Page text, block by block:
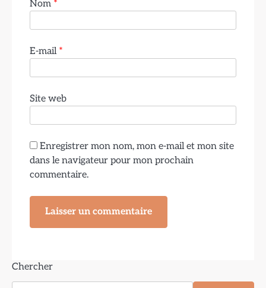
Nom *
E-mail *
Site web
Enregistrer mon nom, mon e-mail et mon site
dans le navigateur pour mon prochain
commentaire.
Chercher